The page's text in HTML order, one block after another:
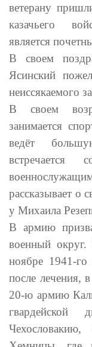
ветерану
казачьего
является
В своем
Ясинский
неиссякаемого
В своем
занимается
ведёт
встречается
рассказывает о
у Михаила
В армию
военный
ноябре 1941-
после лечения,
20-ю армию
гвардейской